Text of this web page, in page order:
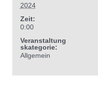
2024
Zeit:
0:00
Veranstaltung
skategorie:
Allgemein